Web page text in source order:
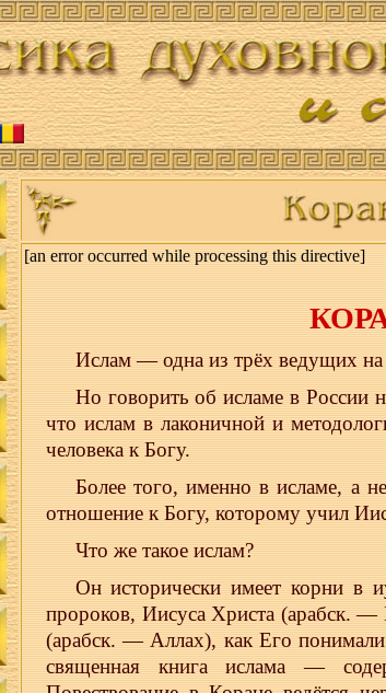
[an error occurred while processing this directive]
Ислам — одна из трёх ведущих на
Но говорить об исламе в России
что ислам в лаконичной и
человека к Богу.
Более того, именно в исламе, а
отношение к Богу, которому учил
Что же такое ислам?
Он исторически имеет корни в
пророков, Иисуса Христа (арабск. —
(арабск. — Аллах), как Его
священная книга ислама —